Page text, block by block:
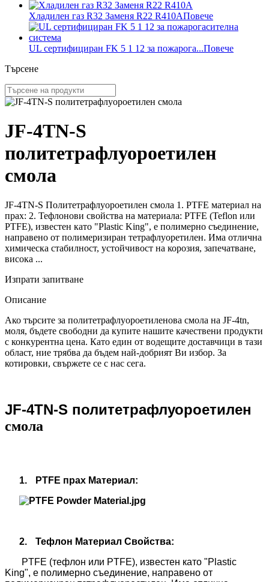
Хладилен газ R32 Заменя R22 R410AПовече
UL сертифициран FK 5 1 12 за пожарога...Повече
Търсене
JF-4TN-S
политетрафлуороетилен
смола
JF-4TN-S Политетрафлуороетилен смола 1. PTFE материал на
прах: 2. Тефлонови свойства на материала: PTFE (Teflon или
PTFE), известен като "Plastic King", е полимерно съединение,
направено от полимеризиран тетрафлуоретилен. Има отлична
химическа стабилност, устойчивост на корозия, запечатване,
висока ...
Изпрати запитване
Описание
Ако търсите за политетрафлуороетиленова смола на JF-4tn,
моля, бъдете свободни да купите нашите качествени продукти
с конкурентна цена. Като един от водещите доставчици в тази
област, ние трябва да бъдем най-добрият Ви избор. За
котировки, свържете се с нас сега.
JF-4TN-S политетрафлуороетилен
смола
1. PTFE прах Материал:
2.
Тефлон Материал Свойства:
PTFE (тефлон или PTFE), известен като "Plastic
King", е полимерно съединение, направено от